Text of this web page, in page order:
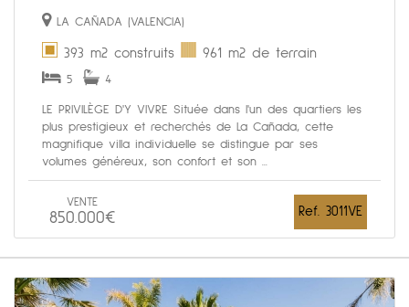
LA CAÑADA (VALENCIA)
393 m2 construits 961 m2 de terrain
5 4
LE PRIVILÈGE D'Y VIVRE Située dans l'un des quartiers les
plus prestigieux et recherchés de La Cañada, cette
magnifique villa individuelle se distingue par ses
volumes généreux, son confort et son ...
VENTE
850.000€ Ref. 3011VE